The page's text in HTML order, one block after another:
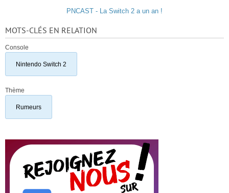
PNCAST - La Switch 2 a un an !
MOTS-CLÉS EN RELATION
Console
Nintendo Switch 2
Thème
Rumeurs